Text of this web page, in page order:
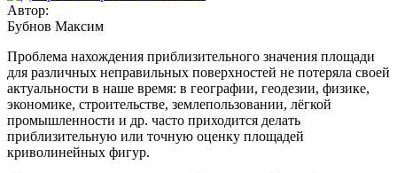
Автор:
Бубнов Максим
Проблема нахождения приблизительного значения площади
для различных неправильных поверхностей не потеряла своей
актуальности в наше время: в географии, геодезии, физике,
экономике, строительстве, землепользовании, лёгкой
промышленности и др. часто приходится делать
приблизительную или точную оценку площадей
криволинейных фигур.